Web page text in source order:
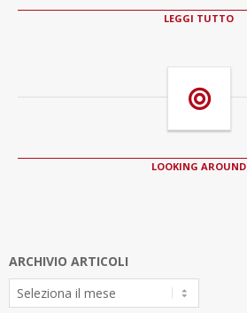
LEGGI TUTTO
LOOKING AROUND
ARCHIVIO ARTICOLI
Archivio
Articoli